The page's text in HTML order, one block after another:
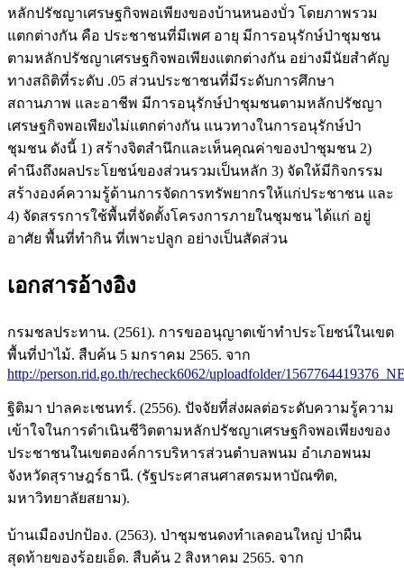
หลักปรัชญาเศรษฐกิจพอเพียงของบ้านหนองบั่ว โดยภาพรวม
แตกต่างกัน คือ ประชาชนที่มีเพศ อายุ มีการอนุรักษ์ป่าชุมชน
ตามหลักปรัชญาเศรษฐกิจพอเพียงแตกต่างกัน อย่างมีนัยสำคัญ
ทางสถิติที่ระดับ .05 ส่วนประชาชนที่มีระดับการศึกษา
สถานภาพ และอาชีพ มีการอนุรักษ์ป่าชุมชนตามหลักปรัชญา
เศรษฐกิจพอเพียงไม่แตกต่างกัน แนวทางในการอนุรักษ์ป่า
ชุมชน ดังนี้ 1) สร้างจิตสำนึกและเห็นคุณค่าของป่าชุมชน 2)
คำนึงถึงผลประโยชน์ของส่วนรวมเป็นหลัก 3) จัดให้มีกิจกรรม
สร้างองค์ความรู้ด้านการจัดการทรัพยากรให้แก่ประชาชน และ
4) จัดสรรการใช้พื้นที่จัดตั้งโครงการภายในชุมชน ได้แก่ อยู่
อาศัย พื้นที่ทำกิน ที่เพาะปลูก อย่างเป็นสัดส่วน
เอกสารอ้างอิง
กรมชลประทาน. (2561). การขออนุญาตเข้าทำประโยชน์ในเขต
พื้นที่ป่าไม้. สืบค้น 5 มกราคม 2565. จาก
http://person.rid.go.th/recheck6062/uploadfolder/
ฐิติมา ปาลคะเชนทร์. (2556). ปัจจัยที่ส่งผลต่อระดับความรู้ความ
เข้าใจในการดำเนินชีวิตตามหลักปรัชญาเศรษฐกิจพอเพียงของ
ประชาชนในเขตองค์การบริหารส่วนตำบลพนม อำเภอพนม
จังหวัดสุราษฎร์ธานี. (รัฐประศาสนศาสตรมหาบัณฑิต,
มหาวิทยาลัยสยาม).
บ้านเมืองปกป้อง. (2563). ป่าชุมชนดงทำเลดอนใหญ่ ป่าผืน
สุดท้ายของร้อยเอ็ด. สืบค้น 2 สิงหาคม 2565. จาก